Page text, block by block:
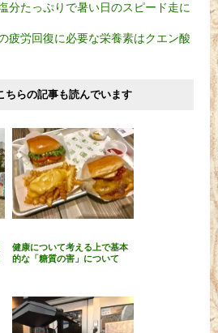
分たっぷりで暑い日のスピード走に
疲労回復に必要な栄養素はクエン酸
ちらの記事も読んでいます
健康について考える上で基本
的な「糖質の害」について